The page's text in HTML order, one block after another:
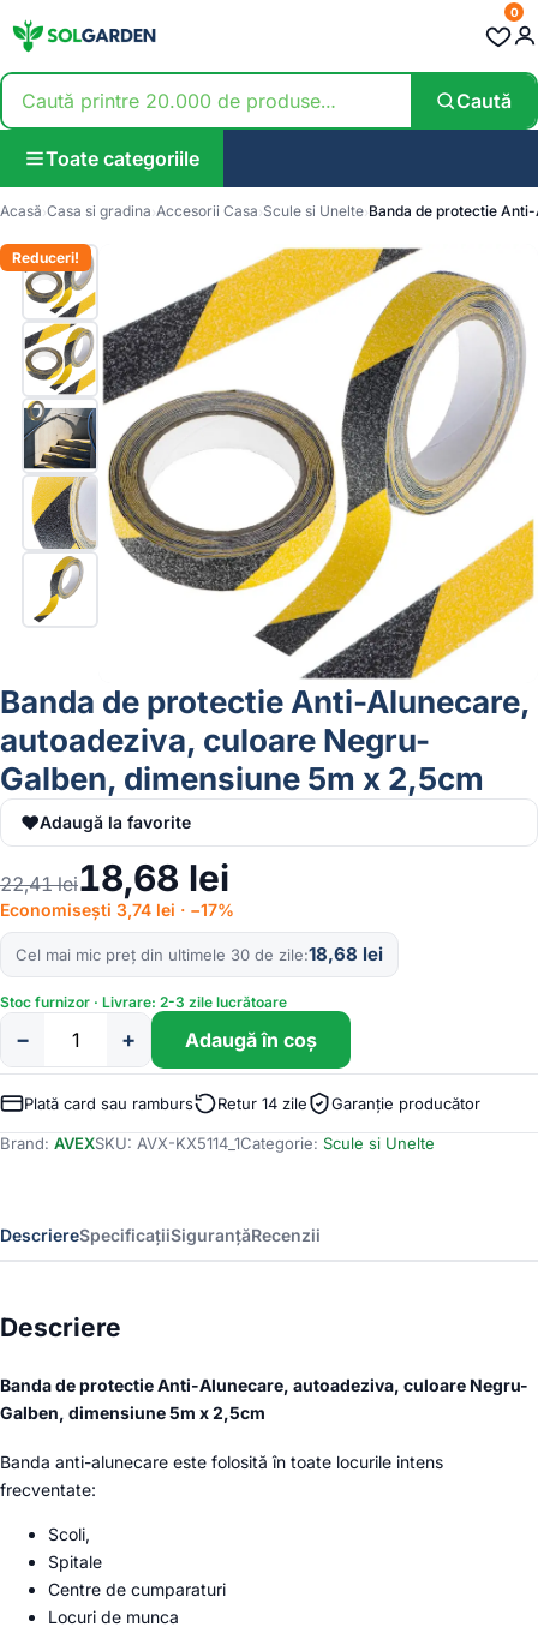
Caută
0
Toate categoriile
Acasă Casa si gradina Accesorii Casa Scule si Unelte Banda de protectie
Reduceri!
Banda de protectie Anti-Alunecare,
autoadeziva, culoare Negru-
Galben, dimensiune 5m x 2,5cm
♥Adaugă la favorite
22,41lei18,68 lei
Economisești 3,74 lei · −17%
Cel mai mic preț din ultimele 30 de zile 18,68 lei
Stoc furnizor · Livrare: 2-3 zile lucrătoare
Cantitate
Banda
de
Anti-
Negru-
Galben,
5m
x
− + Adaugă în coș
Plată card sau ramburs Retur 14 zile Garanție producător
Brand: AVEXSKU: AVX-KX5114_1Categorie: Scule si Unelte
DescriereSpecificațiiSiguranțăRecenzii
Descriere
Banda de protectie Anti-Alunecare, autoadeziva, culoare Negru-
Galben, dimensiune 5m x 2,5cm
Banda anti-alunecare este folosită în toate locurile intens
frecventate:
Scoli,
Spitale
Centre de cumparaturi
Locuri de munca